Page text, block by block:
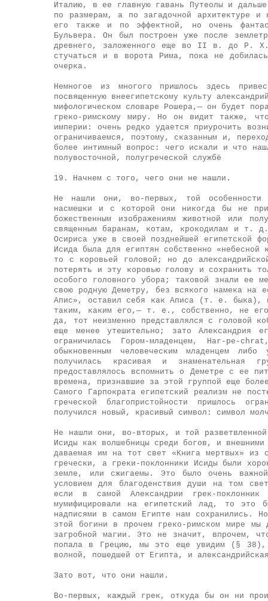
Италию, в ее главную гавань Путеолы и
по размерам, а по загадочной архитектуре
его также и по эффектной, но очень
Бульвера. Он был построен уже после
древнего, заложенного еще во II в. до Р. X.
стучаться и в ворота Рима, пока не
очерка.
Немногое из многого пришлось здесь
посвященную внеегипетскому культу
мифологическом словаре Рошера,— он будет
греко-римскому миру. Но он видит также,
империи: очень редко удается приурочить
ограничиваемся, поэтому, сказанным и,
более интимный вопрос: чего искали и что
полувосточной, полугреческой службё
19. Начнем с того, чего они не нашли.
Не нашли они, во-первых, той особенности
насмешки и с которой они никогда бы не
божественным изображениям животной или
священным баранам, котам, крокодилам и т.
Осириса уже в своей позднейшей египетской
Исида была для египтян собственно
то с коровьей головой; но до
потерять и эту коровью голову и сохранить
особого головного убора; таковой знали ее
свою родную Деметру, без всякого намека на
Апис», оставил себя как Аписа (т. е. быка), в
таким, каким его,— т. е., собственно, не
да, тот неизменно представлялся с головой
еще менее утешительно; зато Александрия
ограничилась Гором-младенцем, Har-pe-
обыкновенным человеческим младенцем
получилась красивая и знаменательная
предоставлялось вспомнить о Деметре с ее
времена, признавшие за этой группой еще
Самого Гарпократа египетский реализм не
греческой благопристойности пришлось
получился новый, красивый символ: символ
Не нашли они, во-вторых, и той
Исиды как волшебницы среди богов, и
даваемая им на тот свет «Книга мертвых»
гречески, а греки-поклонники Исиды были
земле, или сжигаемы. Это было очень
условием для благоденствия души на том
если в самой Александрии грек-
мумифицировали на египетский лад, то это
надписями в самом Египте нам сохранились.
этой богини в прочем греко-римском мире мы
загробной магии. Это не значит, впрочем,
попала в Грецию, мы это еще увидим (§ 38),
волной, пошедшей от Египта, и
Зато вот, что они нашли.
Во-первых, каждый грек, откуда бы он ни